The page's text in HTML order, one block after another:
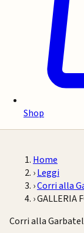
Shop
Home
›Leggi
›Corri alla
›GALLERIA
Corri alla